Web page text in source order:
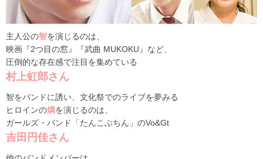
主人公の智を演じるのは、
映画『2つ目の窓』『武曲 MUKOKU』など、
圧倒的な存在感で注目を集めている
村上虹郎さん
智をバンドに誘い、文化祭でのライブを夢みる
ヒロインの燐を演じるのは、
ガールズ・バンド「たんこぶちん」のVo&Gt
吉田円佳さん